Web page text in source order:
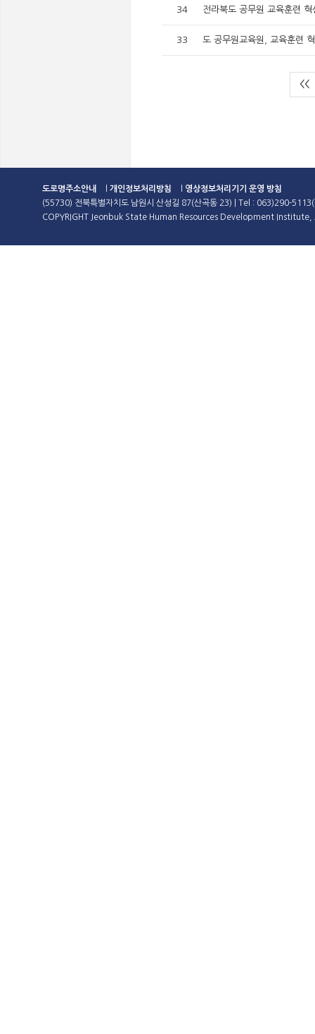
34 전라북도 공무원 교육훈련 혁
33 도 공무원교육원, 교육훈련
<<
도로명주소안내 개인정보처리방침
영상정보처리기기 운영 방침
(55730) 전북특별자치도 남원시 산성길 87(산곡동 23) | Tel : 063)290-
COPYRIGHT Jeonbuk State Human Resources Development